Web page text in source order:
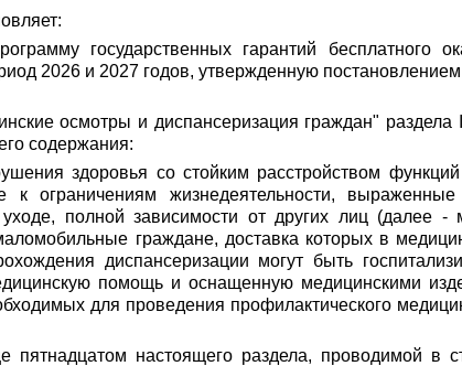
государственных гарантий бесплатного
2026 и 2027 годов, утвержденную
осмотры и диспансеризация граждан"
содержания:
здоровья со стойким расстройством
ограничениям жизнедеятельности,
полной зависимости от других лиц (далее
граждане, доставка которых в
диспансеризации могут быть
помощь и оснащенную медицинскими
для проведения профилактического
пятнадцатом настоящего раздела, проводимой в